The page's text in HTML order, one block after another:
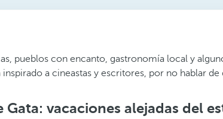
pueblos con encanto, gastronomía local y
a cineastas y escritores, por no hablar
Gata: vacaciones alejadas del